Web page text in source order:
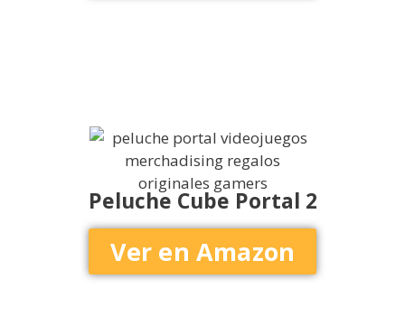
Peluche Cube Portal 2
Ver en Amazon